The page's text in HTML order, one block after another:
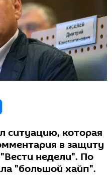
ситуацию, которая
в защиту
недели". По
"большой хайп".